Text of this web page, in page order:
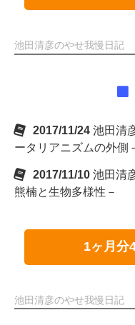
池田清彦のやせ我慢日記
2017/11/24 池田清
ータリアニズムの外側
2017/11/10 池田清
熊楠と生物多様性－
1ヶ月分
池田清彦のやせ我慢日記